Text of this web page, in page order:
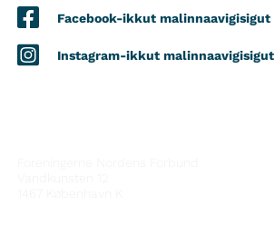
Facebook-ikkut malinnaavigisigut
Instagram-ikkut malinnaavigisigut